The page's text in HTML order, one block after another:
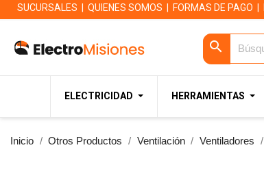
SUCURSALES QUIENES SOMOS FORMAS DE PAGO
search
ELECTRICIDAD HERRAMIENTAS
Inicio Otros Productos Ventilación Ventiladores